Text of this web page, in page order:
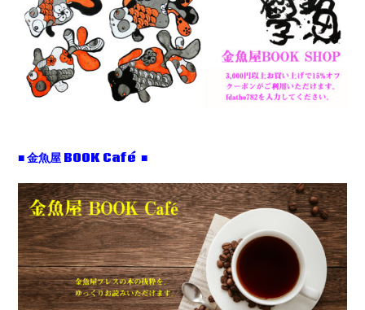
■ 金魚屋 BOOK Café ■